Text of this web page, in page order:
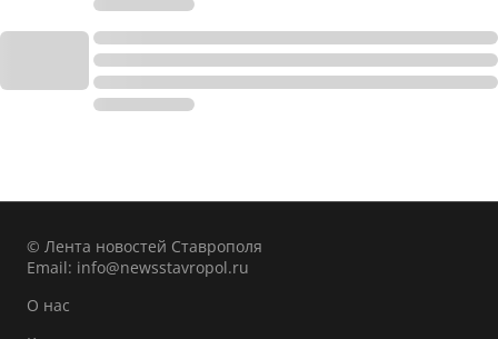
© Лента новостей Ставрополя
Email: info@newsstavropol.ru
О нас